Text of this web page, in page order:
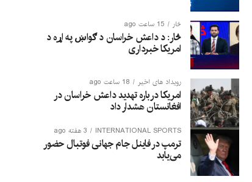
څار 15 ساعت ago
څار: د داعش خراسان د ګواښ په اړه د
امریکا خبرداری
رویداد های اخیر 18 ساعت ago
امریکا درباره تهدید داعش خراسان در
افغانستان هشدار داد
INTERNATIONAL SPORTS 3 هفته ago
ترمپ در فاینل جام جهانی فوتبال حضور
می‌یابد